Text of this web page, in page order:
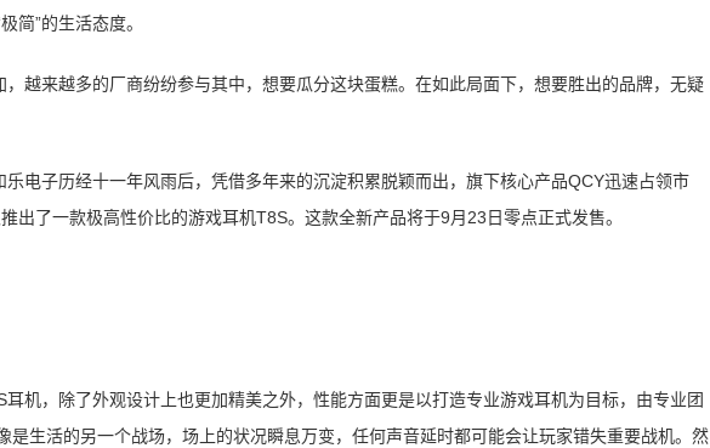
简”的生活态度。
，越来越多的厂商纷纷参与其中，想要瓜分这块蛋糕。在如此局面下，想要胜出的品牌，无疑
电子历经十一年风雨后，凭借多年来的沉淀积累脱颖而出，旗下核心产品QCY迅速占领市
出了一款极高性价比的游戏耳机T8S。这款全新产品将于9月23日零点正式发售。
机，除了外观设计上也更加精美之外，性能方面更是以打造专业游戏耳机为目标，由专业团
是生活的另一个战场，场上的状况瞬息万变，任何声音延时都可能会让玩家错失重要战机。然